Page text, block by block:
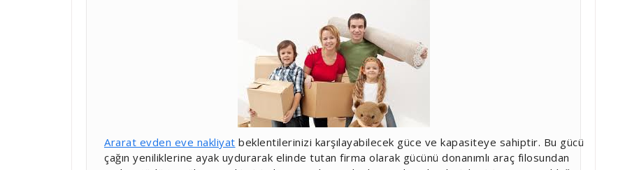
Ararat evden eve nakliyat beklentilerinizi karşılayabilecek güce ve kapasiteye sahiptir. Bu gücü
çağın yeniliklerine ayak uydurarak elinde tutan firma olarak gücünü donanımlı araç filosundan